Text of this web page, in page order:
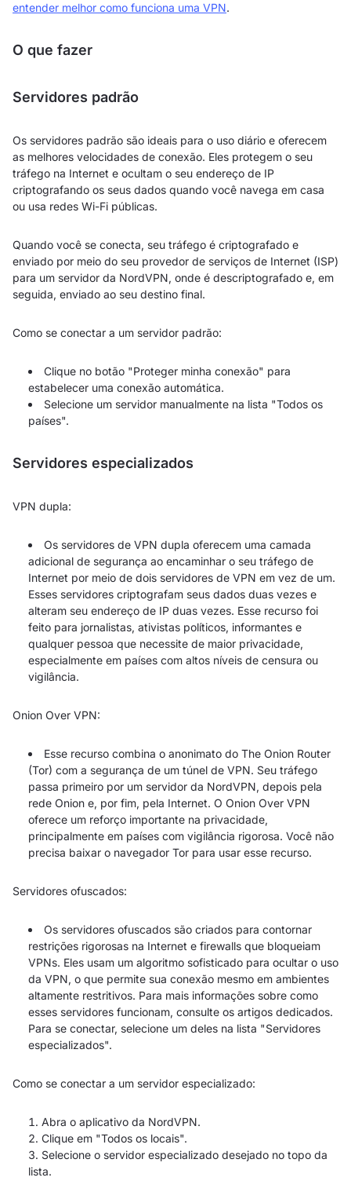
entender melhor como funciona uma VPN.
O que fazer
Servidores padrão
Os servidores padrão são ideais para o uso diário e oferecem
as melhores velocidades de conexão. Eles protegem o seu
tráfego na Internet e ocultam o seu endereço de IP
criptografando os seus dados quando você navega em casa
ou usa redes Wi-Fi públicas.
Quando você se conecta, seu tráfego é criptografado e
enviado por meio do seu provedor de serviços de Internet (ISP)
para um servidor da NordVPN, onde é descriptografado e, em
seguida, enviado ao seu destino final.
Como se conectar a um servidor padrão:
Clique no botão "Proteger minha conexão" para
estabelecer uma conexão automática.
Selecione um servidor manualmente na lista "Todos os
países".
Servidores especializados
VPN dupla:
Os servidores de VPN dupla oferecem uma camada
adicional de segurança ao encaminhar o seu tráfego de
Internet por meio de dois servidores de VPN em vez de um.
Esses servidores criptografam seus dados duas vezes e
alteram seu endereço de IP duas vezes. Esse recurso foi
feito para jornalistas, ativistas políticos, informantes e
qualquer pessoa que necessite de maior privacidade,
especialmente em países com altos níveis de censura ou
vigilância.
Onion Over VPN:
Esse recurso combina o anonimato do The Onion Router
(Tor) com a segurança de um túnel de VPN. Seu tráfego
passa primeiro por um servidor da NordVPN, depois pela
rede Onion e, por fim, pela Internet. O Onion Over VPN
oferece um reforço importante na privacidade,
principalmente em países com vigilância rigorosa. Você não
precisa baixar o navegador Tor para usar esse recurso.
Servidores ofuscados:
Os servidores ofuscados são criados para contornar
restrições rigorosas na Internet e firewalls que bloqueiam
VPNs. Eles usam um algoritmo sofisticado para ocultar o uso
da VPN, o que permite sua conexão mesmo em ambientes
altamente restritivos. Para mais informações sobre como
esses servidores funcionam, consulte os artigos dedicados.
Para se conectar, selecione um deles na lista "Servidores
especializados".
Como se conectar a um servidor especializado:
Abra o aplicativo da NordVPN.
Clique em "Todos os locais".
Selecione o servidor especializado desejado no topo da
lista.